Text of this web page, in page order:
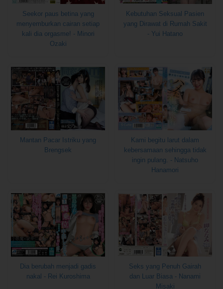
Seekor paus betina yang
menyemburkan cairan setiap
kali dia orgasme! - Minori
Ozaki
Kebutuhan Seksual Pasien
yang Dirawat di Rumah Sakit
- Yui Hatano
Mantan Pacar Istriku yang
Brengsek
Kami begitu larut dalam
kebersamaan sehingga tidak
ingin pulang. - Natsuho
Hanamori
Dia berubah menjadi gadis
nakal - Rei Kuroshima
Seks yang Penuh Gairah
dan Luar Biasa - Nanami
Misaki